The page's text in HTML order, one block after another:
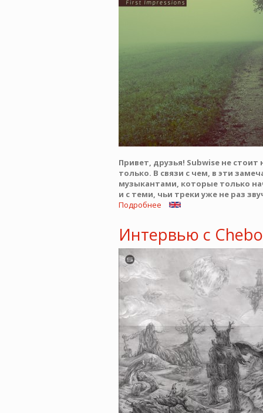
Привет, друзья! Subwise не
только. В связи с чем, в эти
музыкантами, которые только
и с теми, чьи треки уже не раз
Подробнее
Nikola
Melnikov
Интервью с